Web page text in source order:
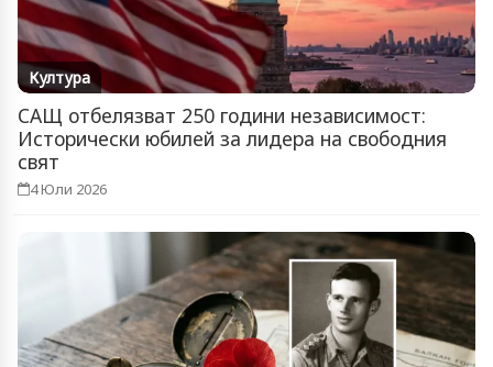
Култура
САЩ отбелязват 250 години независимост:
Исторически юбилей за лидера на свободния
свят
4 Юли 2026